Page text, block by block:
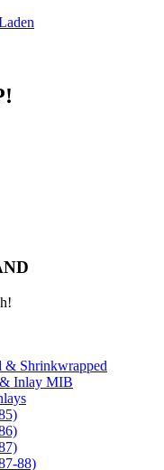
& Shrinkwrapped
Inlay MIB
88)